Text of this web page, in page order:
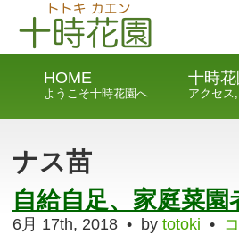
HOME
ようこそ十時花園へ
十時花
アクセス
ナス苗
自給自足、家庭菜
6月 17th, 2018 • by totoki •